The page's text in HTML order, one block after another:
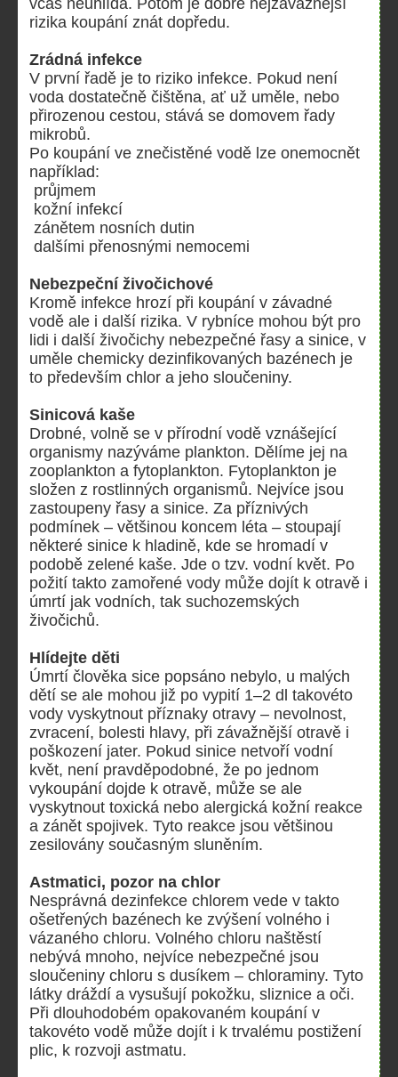
rizika koupání znát dopředu.
Zrádná infekce
V první řadě je to riziko infekce. Pokud není
voda dostatečně čištěna, ať už uměle, nebo
přirozenou cestou, stává se domovem řady
mikrobů.
Po koupání ve znečistěné vodě lze onemocnět
například:
průjmem
kožní infekcí
zánětem nosních dutin
dalšími přenosnými nemocemi
Nebezpeční živočichové
Kromě infekce hrozí při koupání v závadné
vodě ale i další rizika. V rybníce mohou být pro
lidi i další živočichy nebezpečné řasy a sinice, v
uměle chemicky dezinfikovaných bazénech je
to především chlor a jeho sloučeniny.
Sinicová kaše
Drobné, volně se v přírodní vodě vznášející
organismy nazýváme plankton. Dělíme jej na
zooplankton a fytoplankton. Fytoplankton je
složen z rostlinných organismů. Nejvíce jsou
zastoupeny řasy a sinice. Za příznivých
podmínek – většinou koncem léta – stoupají
některé sinice k hladině, kde se hromadí v
podobě zelené kaše. Jde o tzv. vodní květ. Po
požití takto zamořené vody může dojít k otravě i
úmrtí jak vodních, tak suchozemských
živočichů.
Hlídejte děti
Úmrtí člověka sice popsáno nebylo, u malých
dětí se ale mohou již po vypití 1–2 dl takovéto
vody vyskytnout příznaky otravy – nevolnost,
zvracení, bolesti hlavy, při závažnější otravě i
poškození jater. Pokud sinice netvoří vodní
květ, není pravděpodobné, že po jednom
vykoupání dojde k otravě, může se ale
vyskytnout toxická nebo alergická kožní reakce
a zánět spojivek. Tyto reakce jsou většinou
zesilovány současným sluněním.
Astmatici, pozor na chlor
Nesprávná dezinfekce chlorem vede v takto
ošetřených bazénech ke zvýšení volného i
vázaného chloru. Volného chloru naštěstí
nebývá mnoho, nejvíce nebezpečné jsou
sloučeniny chloru s dusíkem – chloraminy. Tyto
látky dráždí a vysušují pokožku, sliznice a oči.
Při dlouhodobém opakovaném koupání v
takovéto vodě může dojít i k trvalému postižení
plic, k rozvoji astmatu.